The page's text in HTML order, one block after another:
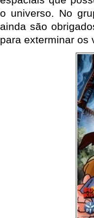
o universo. No
ainda são
para exterminar os